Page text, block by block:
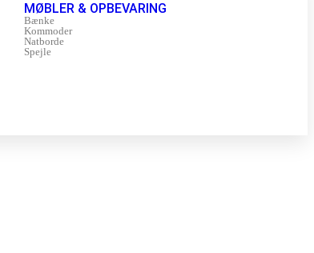
MØBLER & OPBEVARING
Bænke
Kommoder
Natborde
Spejle